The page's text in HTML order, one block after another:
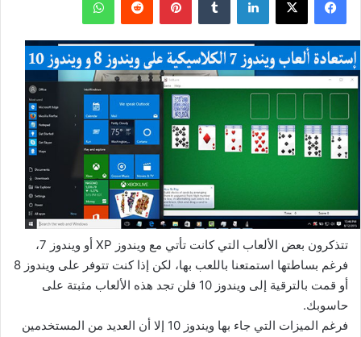
تتذكرون بعض الألعاب التي كانت تأتي مع ويندوز XP أو ويندوز 7،
فرغم بساطتها استمتعنا باللعب بها، لكن إذا كنت تتوفر على ويندوز 8
أو قمت بالترقية إلى ويندوز 10 فلن تجد هذه الألعاب مثبتة على
حاسوبك.
فرغم الميزات التي جاء بها ويندوز 10 إلا أن العديد من المستخدمين